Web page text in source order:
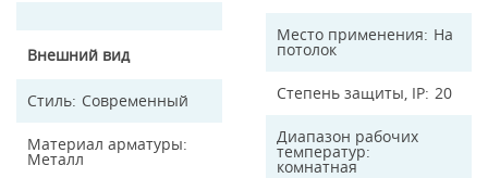
Внешний вид
Стиль Современный
Материал арматуры
Металл
Место применения На
потолок
Степень защиты, IP 20
Диапазон рабочих
температур
комнатная